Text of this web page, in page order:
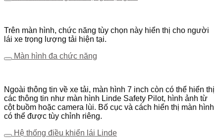
Trên màn hình, chức năng tùy chọn này hiển thị cho người
lái xe trọng lượng tải hiện tại.
Màn hình đa chức năng
Ngoài thông tin về xe tải, màn hình 7 inch còn có thể hiển thị
các thông tin như màn hình Linde Safety Pilot, hình ảnh từ
cột buồm hoặc camera lùi. Bố cục và cách hiển thị màn hình
có thể được tùy chỉnh riêng.
Hệ thống điều khiển lái Linde